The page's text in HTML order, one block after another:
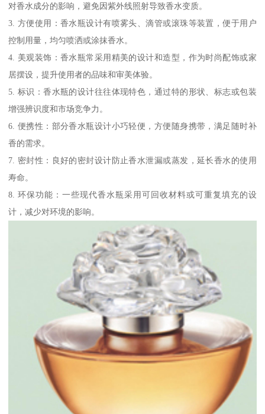
对香水成分的影响，避免因紫外线照射导致香水变质。
3. 方便使用：香水瓶设计有喷雾头、滴管或滚珠等装置，便于用户
控制用量，均匀喷洒或涂抹香水。
4. 美观装饰：香水瓶常采用精美的设计和造型，作为时尚配饰或家
居摆设，提升使用者的品味和审美体验。
5. 标识：香水瓶的设计往往体现特色，通过特的形状、标志或包装
增强辨识度和市场竞争力。
6. 便携性：部分香水瓶设计小巧轻便，方便随身携带，满足随时补
香的需求。
7. 密封性：良好的密封设计防止香水泄漏或蒸发，延长香水的使用
寿命。
8. 环保功能：一些现代香水瓶采用可回收材料或可重复填充的设
计，减少对环境的影响。